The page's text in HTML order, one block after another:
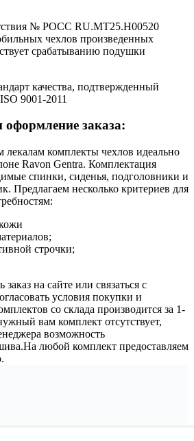
№ РОСС RU.МТ25.Н00520
чехлов произведенных
срабатыванию подушки
качества, подтвержденный
9001-2011
заказа:
комплекты чехлов идеально
Ravon Gentra. Комплектация
спинки, сиденья, подголовники и
Предлагаем несколько критериев для
строчки;
на сайте или связаться с
условия покупки и
со склада производится за 1-
вам комплект отсутствует,
возможность
любой комплект предоставляем